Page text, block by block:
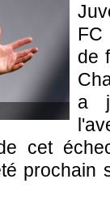
de
a
cet
prochain